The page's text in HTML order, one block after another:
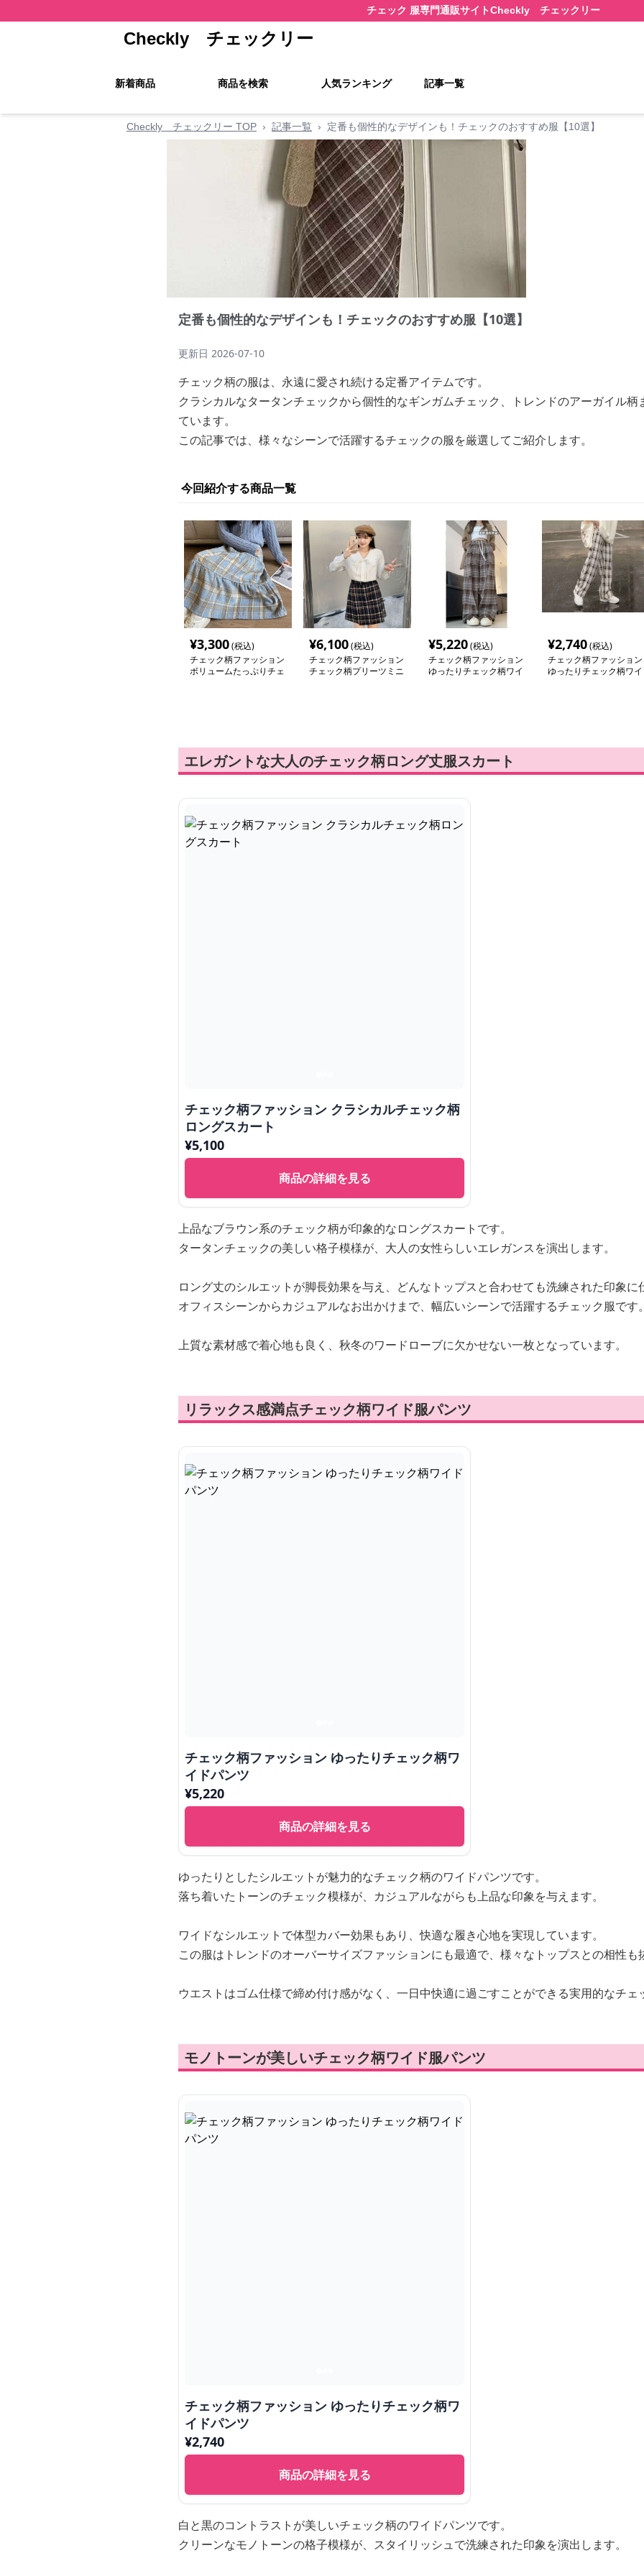
チェック 服専門通販サイトCheckly チェックリー
Checkly チェックリー
新着商品 商品を検索 人気ランキング 記事一覧
Checkly チェックリー TOP › 記事一覧 › 定番も個性的なデザインも！チェックのおすすめ服【10選】
定番も個性的なデザインも！チェックのおすすめ服【10選】
更新日 2026-07-10
チェック柄の服は、永遠に愛され続ける定番アイテムです。
クラシカルなタータンチェックから個性的なギンガムチェック、トレンドのアーガイル
ています。
この記事では、様々なシーンで活躍するチェックの服を厳選してご紹介します。
今回紹介する商品一覧
¥3,300(税込)
チェック柄ファッション
ボリュームたっぷりチェ
¥6,100(税込)
チェック柄ファッション
チェック柄プリーツミニ
¥5,220(税込)
チェック柄ファッション
ゆったりチェック柄ワイ
¥2,740(税込)
チェック柄ファッション
ゆったりチェック柄ワイ
エレガントな大人のチェック柄ロング丈服スカート
チェック柄ファッション クラシカルチェック柄
ロングスカート
¥5,100
商品の詳細を見る
上品なブラウン系のチェック柄が印象的なロングスカートです。
タータンチェックの美しい格子模様が、大人の女性らしいエレガンスを演出します。
ロング丈のシルエットが脚長効果を与え、どんなトップスと合わせても洗練された印象に
オフィスシーンからカジュアルなお出かけまで、幅広いシーンで活躍するチェック服です
上質な素材感で着心地も良く、秋冬のワードローブに欠かせない一枚となっています。
リラックス感満点チェック柄ワイド服パンツ
チェック柄ファッション ゆったりチェック柄ワ
イドパンツ
¥5,220
商品の詳細を見る
ゆったりとしたシルエットが魅力的なチェック柄のワイドパンツです。
落ち着いたトーンのチェック模様が、カジュアルながらも上品な印象を与えます。
ワイドなシルエットで体型カバー効果もあり、快適な履き心地を実現しています。
この服はトレンドのオーバーサイズファッションにも最適で、様々なトップスとの相性も
ウエストはゴム仕様で締め付け感がなく、一日中快適に過ごすことができる実用的なチ
モノトーンが美しいチェック柄ワイド服パンツ
チェック柄ファッション ゆったりチェック柄ワ
イドパンツ
¥2,740
商品の詳細を見る
白と黒のコントラストが美しいチェック柄のワイドパンツです。
クリーンなモノトーンの格子模様が、スタイリッシュで洗練された印象を演出します。